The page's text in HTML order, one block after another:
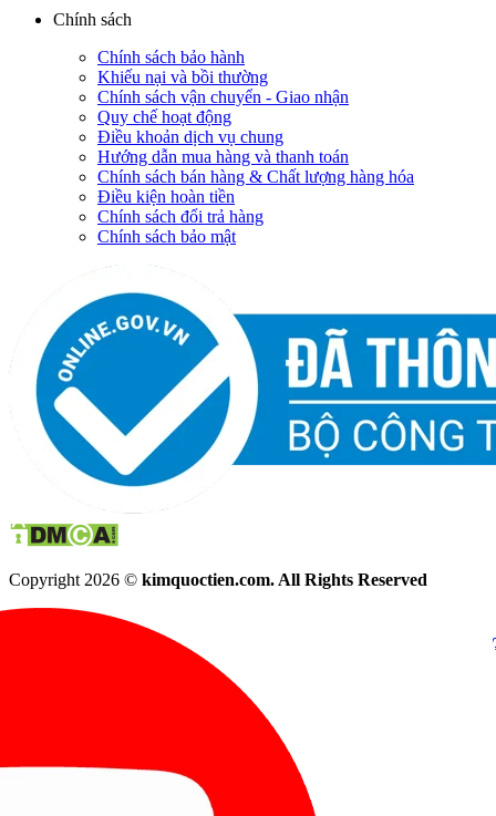
Chính sách
Chính sách bảo hành
Khiếu nại và bồi thường
Chính sách vận chuyển - Giao nhận
Quy chế hoạt động
Điều khoản dịch vụ chung
Hướng dẫn mua hàng và thanh toán
Chính sách bán hàng & Chất lượng hàng hóa
Điều kiện hoàn tiền
Chính sách đổi trả hàng
Chính sách bảo mật
Copyright 2026 © kimquoctien.com. All Rights Reserved
(8h00 - 21h30)
(8h00 -